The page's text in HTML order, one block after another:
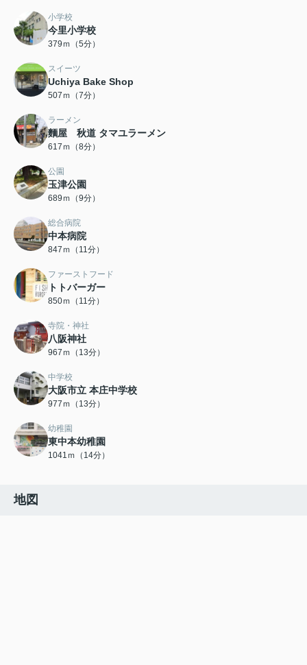
小学校
今里小学校
379ｍ（5分）
スイーツ
Uchiya Bake Shop
507ｍ（7分）
ラーメン
麵屋 秋道 タマユラーメン
617ｍ（8分）
公園
玉津公園
689ｍ（9分）
総合病院
中本病院
847ｍ（11分）
ファーストフード
トトバーガー
850ｍ（11分）
寺院・神社
八阪神社
967ｍ（13分）
中学校
大阪市立 本庄中学校
977ｍ（13分）
幼稚園
東中本幼稚園
1041ｍ（14分）
地図